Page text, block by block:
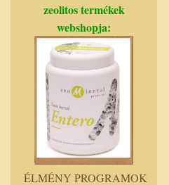
zeolitos termékek
webshopja:
ÉLMÉNY PROGRAMOK